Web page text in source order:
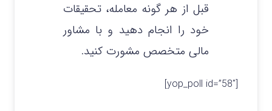
قبل از هر گونه معامله، تحقیقات
خود را انجام دهید و با مشاور
مالی متخصص مشورت کنید.
[yop_poll id=”58″]